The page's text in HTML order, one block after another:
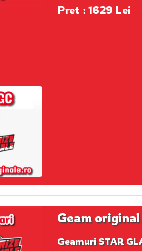
Pret : 1629 Lei
Geam
Geamuri STAR